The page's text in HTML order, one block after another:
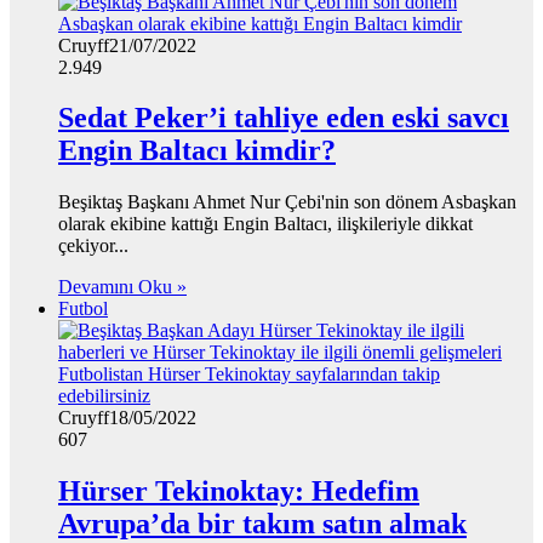
Cruyff21/07/2022
2.949
Sedat Peker’i tahliye eden eski savcı
Engin Baltacı kimdir?
Beşiktaş Başkanı Ahmet Nur Çebi'nin son dönem Asbaşkan
olarak ekibine kattığı Engin Baltacı, ilişkileriyle dikkat
çekiyor...
Devamını Oku »
Futbol
Cruyff18/05/2022
607
Hürser Tekinoktay: Hedefim
Avrupa’da bir takım satın almak